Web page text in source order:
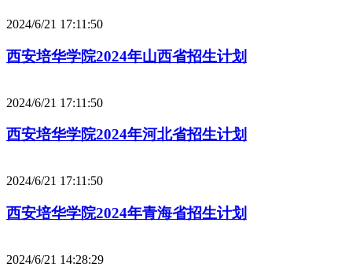
2024/6/21 17:11:50
西安培华学院2024年山西省招生计划
2024/6/21 17:11:50
西安培华学院2024年河北省招生计划
2024/6/21 17:11:50
西安培华学院2024年青海省招生计划
2024/6/21 14:28:29